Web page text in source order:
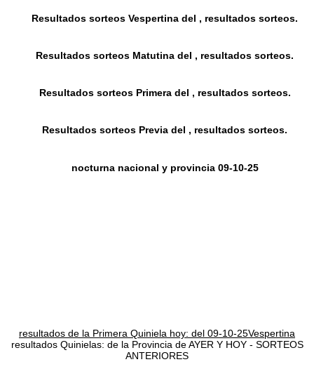
Resultados sorteos Vespertina del , resultados sorteos.
Resultados sorteos Matutina del , resultados sorteos.
Resultados sorteos Primera del , resultados sorteos.
Resultados sorteos Previa del , resultados sorteos.
nocturna nacional y provincia 09-10-25
resultados de la Primera Quiniela hoy: del 09-10-25Vespertina
resultados Quinielas: de la Provincia de AYER Y HOY - SORTEOS
ANTERIORES